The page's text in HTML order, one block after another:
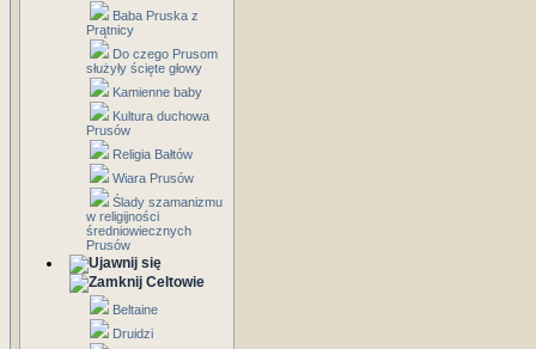
Baba Pruska z
Prątnicy
Do czego Prusom
służyły ścięte głowy
Kamienne baby
Kultura duchowa
Prusów
Religia Bałtów
Wiara Prusów
Ślady szamanizmu
w religijności
średniowiecznych
Prusów
Celtowie
Beltaine
Druidzi